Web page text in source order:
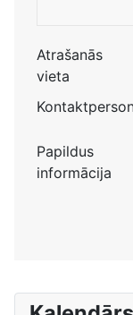
Atrašanās
vieta
Papildus
informācija